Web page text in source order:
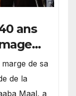
ans
marge de sa
de la
Maal, a